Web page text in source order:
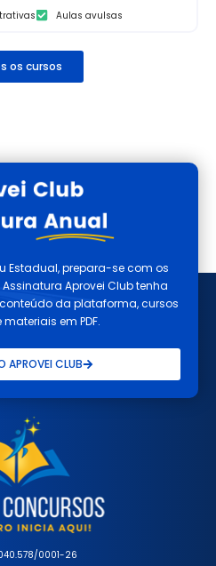
Aulas avulsas
os cursos
Estadual, prepara-se com os
Aprovei Club tenha
da plataforma, cursos
em PDF.
APROVEI CLUB
0001-26